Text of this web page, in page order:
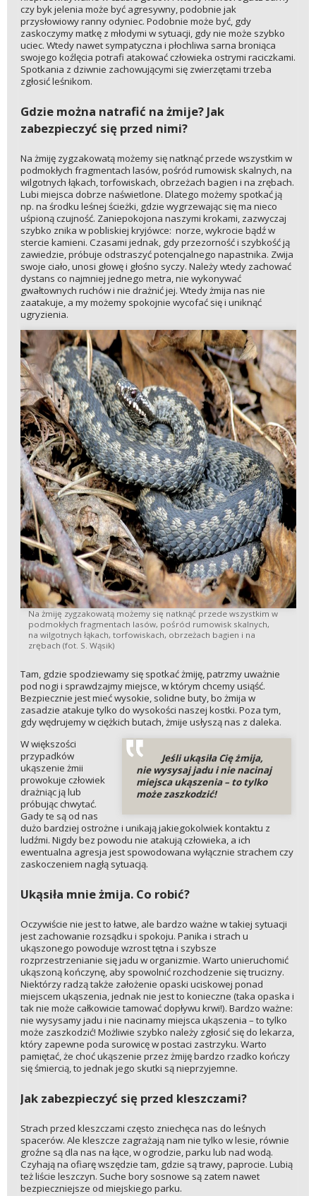
czy byk jelenia może być agresywny, podobnie jak
przysłowiowy ranny odyniec. Podobnie może być, gdy
zaskoczymy matkę z młodymi w sytuacji, gdy nie może szybko
uciec. Wtedy nawet sympatyczna i płochliwa sarna broniąca
swojego koźlęcia potrafi atakować człowieka ostrymi raciczkami.
Spotkania z dziwnie zachowującymi się zwierzętami trzeba
zgłosić leśnikom.
Gdzie można natrafić na żmije? Jak
zabezpieczyć się przed nimi?
Na żmiję zygzakowatą możemy się natknąć przede wszystkim w
podmokłych fragmentach lasów, pośród rumowisk skalnych, na
wilgotnych łąkach, torfowiskach, obrzeżach bagien i na zrębach.
Lubi miejsca dobrze naświetlone. Dlatego możemy spotkać ją
np. na środku leśnej ścieżki, gdzie wygrzewając się ma nieco
uśpioną czujność. Zaniepokojona naszymi krokami, zazwyczaj
szybko znika w pobliskiej kryjówce: norze, wykrocie bądź w
stercie kamieni. Czasami jednak, gdy przezorność i szybkość ją
zawiedzie, próbuje odstraszyć potencjalnego napastnika. Zwija
swoje ciało, unosi głowę i głośno syczy. Należy wtedy zachować
dystans co najmniej jednego metra, nie wykonywać
gwałtownych ruchów i nie drażnić jej. Wtedy żmija nas nie
zaatakuje, a my możemy spokojnie wycofać się i uniknąć
ugryzienia.
Na żmiję zygzakowatą możemy się natknąć przede wszystkim w
podmokłych fragmentach lasów, pośród rumowisk skalnych,
na wilgotnych łąkach, torfowiskach, obrzeżach bagien i na
zrębach (fot. S. Wąsik)
Tam, gdzie spodziewamy się spotkać żmiję, patrzmy uważnie
pod nogi i sprawdzajmy miejsce, w którym chcemy usiąść.
Bezpiecznie jest mieć wysokie, solidne buty, bo żmija w
zasadzie atakuje tylko do wysokości naszej kostki. Poza tym,
gdy wędrujemy w ciężkich butach, żmije usłyszą nas z daleka.
Jeśli ukąsiła Cię żmija,
nie wysysaj jadu i nie nacinaj
miejsca ukąszenia – to tylko
może zaszkodzić!
W większości
przypadków
ukąszenie żmii
prowokuje człowiek
drażniąc ją lub
próbując chwytać.
Gady te są od nas
dużo bardziej ostrożne i unikają jakiegokolwiek kontaktu z
ludźmi. Nigdy bez powodu nie atakują człowieka, a ich
ewentualna agresja jest spowodowana wyłącznie strachem czy
zaskoczeniem nagłą sytuacją.
Ukąsiła mnie żmija. Co robić?
Oczywiście nie jest to łatwe, ale bardzo ważne w takiej sytuacji
jest zachowanie rozsądku i spokoju. Panika i strach u
ukąszonego powoduje wzrost tętna i szybsze
rozprzestrzenianie się jadu w organizmie. Warto unieruchomić
ukąszoną kończynę, aby spowolnić rozchodzenie się trucizny.
Niektórzy radzą także założenie opaski uciskowej ponad
miejscem ukąszenia, jednak nie jest to konieczne (taka opaska i
tak nie może całkowicie tamować dopływu krwi!). Bardzo ważne:
nie wysysamy jadu i nie nacinamy miejsca ukąszenia – to tylko
może zaszkodzić! Możliwie szybko należy zgłosić się do lekarza,
który zapewne poda surowicę w postaci zastrzyku. Warto
pamiętać, że choć ukąszenie przez żmiję bardzo rzadko kończy
się śmiercią, to jednak jego skutki są nieprzyjemne.
Jak zabezpieczyć się przed kleszczami?
Strach przed kleszczami często zniechęca nas do leśnych
spacerów. Ale kleszcze zagrażają nam nie tylko w lesie, równie
groźne są dla nas na łące, w ogrodzie, parku lub nad wodą.
Czyhają na ofiarę wszędzie tam, gdzie są trawy, paprocie. Lubią
też liście leszczyn. Suche bory sosnowe są zatem nawet
bezpieczniejsze od miejskiego parku.